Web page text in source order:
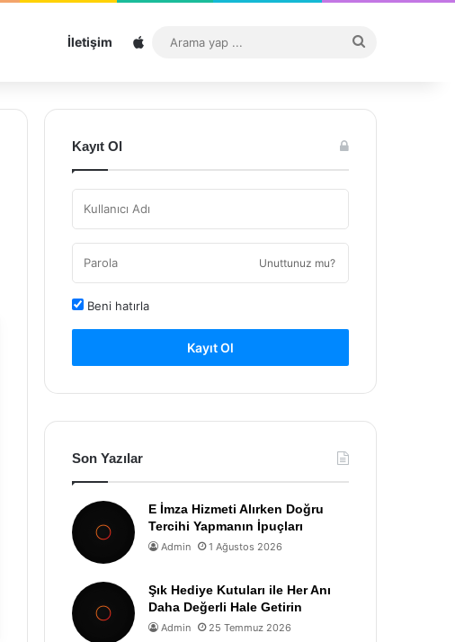
İletişim Sitemap
...
Kayıt Ol
Unuttunuz mu?
Beni hatırla
Kayıt Ol
Son Yazılar
E İmza Hizmeti Alırken Doğru
Tercihi Yapmanın İpuçları
Admin 1 Ağustos 2026
Şık Hediye Kutuları ile Her Anı
Daha Değerli Hale Getirin
Admin 25 Temmuz 2026